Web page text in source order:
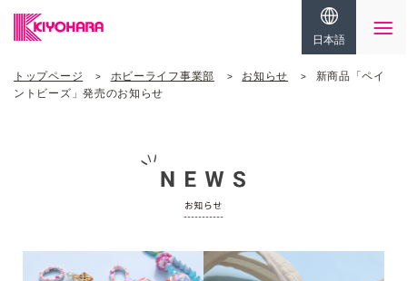
日本語
トップページ ホビーライフ事業部 お知らせ
新商品「ペイ
ントビーズ」発売のお知らせ